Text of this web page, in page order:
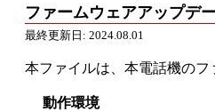
ファームウェアアップデ
最終更新日: 2024.08.01
本ファイルは、本電話機のフ
動作環境